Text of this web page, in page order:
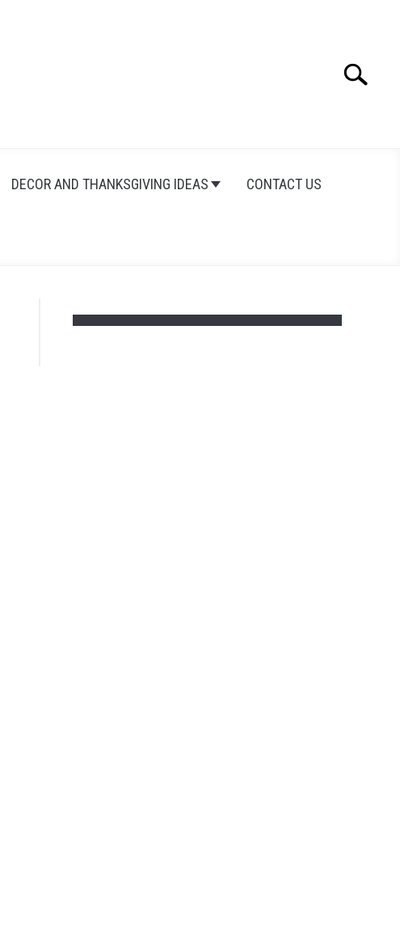
Search
DECOR AND THANKSGIVING IDEAS CONTACT US